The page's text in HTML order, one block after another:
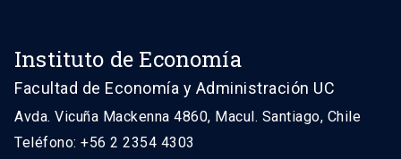
Instituto de Economía
Facultad de Economía y Administración UC
Avda. Vicuña Mackenna 4860, Macul. Santiago, Chile
Teléfono: +56 2 2354 4303